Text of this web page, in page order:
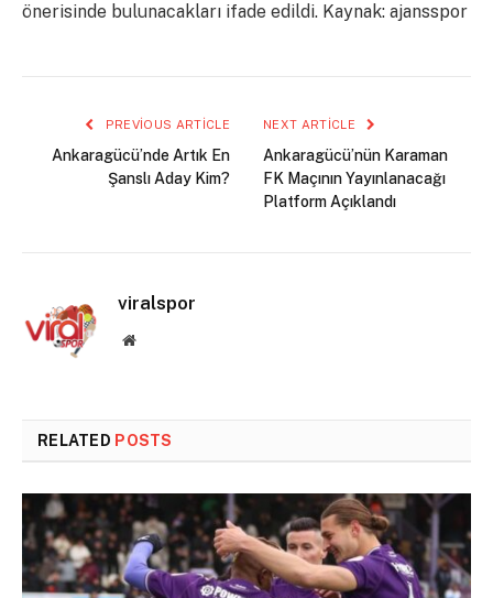
önerisinde bulunacakları ifade edildi. Kaynak: ajansspor
PREVIOUS ARTICLE
Ankaragücü’nde Artık En
Şanslı Aday Kim?
NEXT ARTICLE
Ankaragücü’nün Karaman
FK Maçının Yayınlanacağı
Platform Açıklandı
viralspor
Website
RELATED POSTS